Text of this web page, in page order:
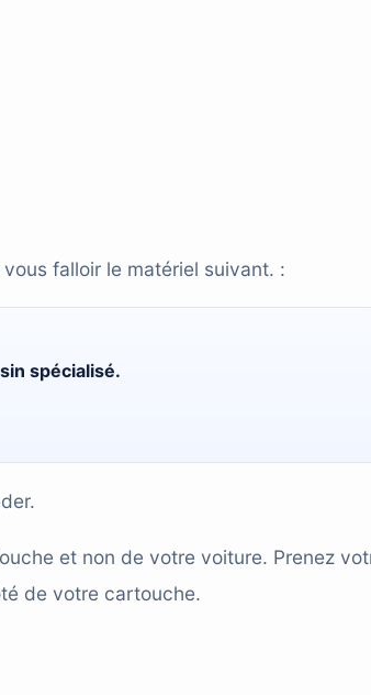
falloir le matériel suivant. :
spécialisé.
et non de votre voiture. Prenez
de votre cartouche.